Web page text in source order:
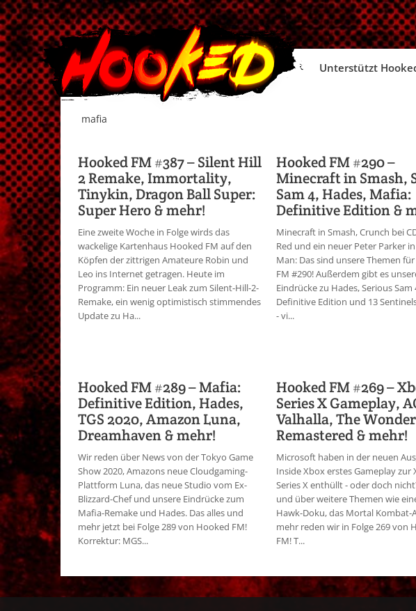
Skip
Unterstützt
mafia
Hooked FM #387 – Silent Hill
2 Remake, Immortality,
Tinykin, Dragon Ball Super:
Super Hero & mehr!
Eine zweite Woche in Folge wirds das
wackelige Kartenhaus Hooked FM auf den
Köpfen der zittrigen Amateure Robin und
Leo ins Internet getragen. Heute im
Programm: Ein neuer Leak zum Silent-Hill-2-
Remake, ein wenig optimistisch stimmendes
Update zu Ha...
Hooked FM #290 –
Minecraft in Smash,
Sam 4, Hades, Mafia:
Definitive Edition &
Minecraft in Smash, Crunch bei
Red und ein neuer Peter Parker
Man: Das sind unsere Themen
FM #290! Außerdem gibt es
Eindrücke zu Hades, Serious Sam
Definitive Edition und 13
- vi...
Hooked FM #289 – Mafia:
Definitive Edition, Hades,
TGS 2020, Amazon Luna,
Dreamhaven & mehr!
Wir reden über News von der Tokyo Game
Show 2020, Amazons neue Cloudgaming-
Plattform Luna, das neue Studio vom Ex-
Blizzard-Chef und unsere Eindrücke zum
Mafia-Remake und Hades. Das alles und
mehr jetzt bei Folge 289 von Hooked FM!
Korrektur: MGS...
Hooked FM #269 –
Series X Gameplay,
Valhalla, The
Remastered & mehr!
Microsoft haben in der neuen
Inside Xbox erstes Gameplay zur
Series X enthüllt - oder doch
und über weitere Themen wie
Hawk-Doku, das Mortal Kombat-
mehr reden wir in Folge 269 von
FM! T...